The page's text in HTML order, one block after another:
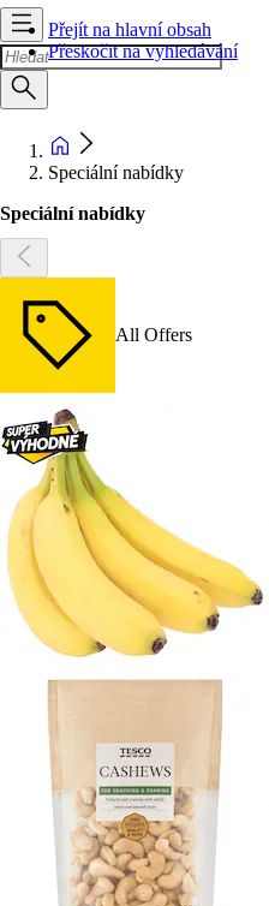
Přejít na hlavní obsah
Přeskočit na vyhledávání
Speciální nabídky
Speciální nabídky
All Offers